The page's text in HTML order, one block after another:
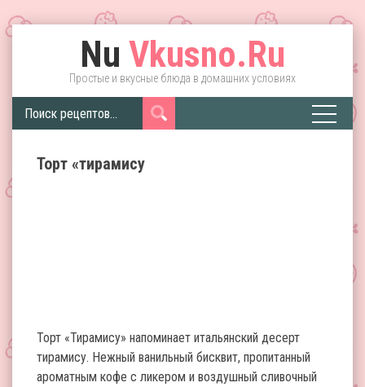
Nu Vkusno.Ru
Простые и вкусные блюда в домашних условиях
Торт «тирамису
Торт «Тирамису» напоминает итальянский десерт
тирамису. Нежный ванильный бисквит, пропитанный
ароматным кофе с ликером и воздушный сливочный